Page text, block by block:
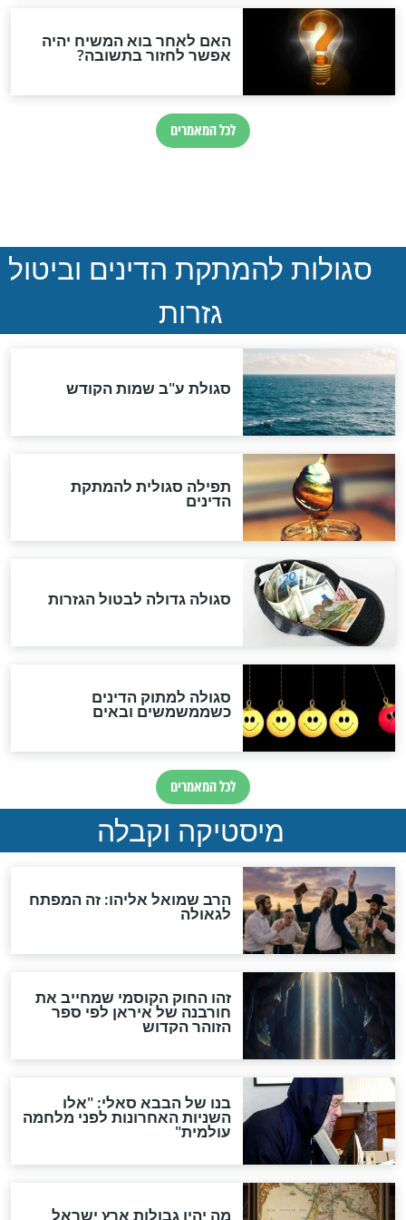
נהרגו בדרום לבנון
ההסכם החשאי של טראמפ
המסמך האבוד שנחשף
הנדיר של הרשב"ם התגלה
"מודה לקב"ה על כל השנים"
לכל המאמרים
אחרית הימים
האם אפשר לחשב את הקץ?
מה יהיה בימות המשיח?
"לפני הגאולה תהיה אפיקורסות
והכחשה גדולה מאוד של
האמונה"
האם לאחר בוא המשיח יהיה
אפשר לחזור בתשובה?
לכל המאמרים